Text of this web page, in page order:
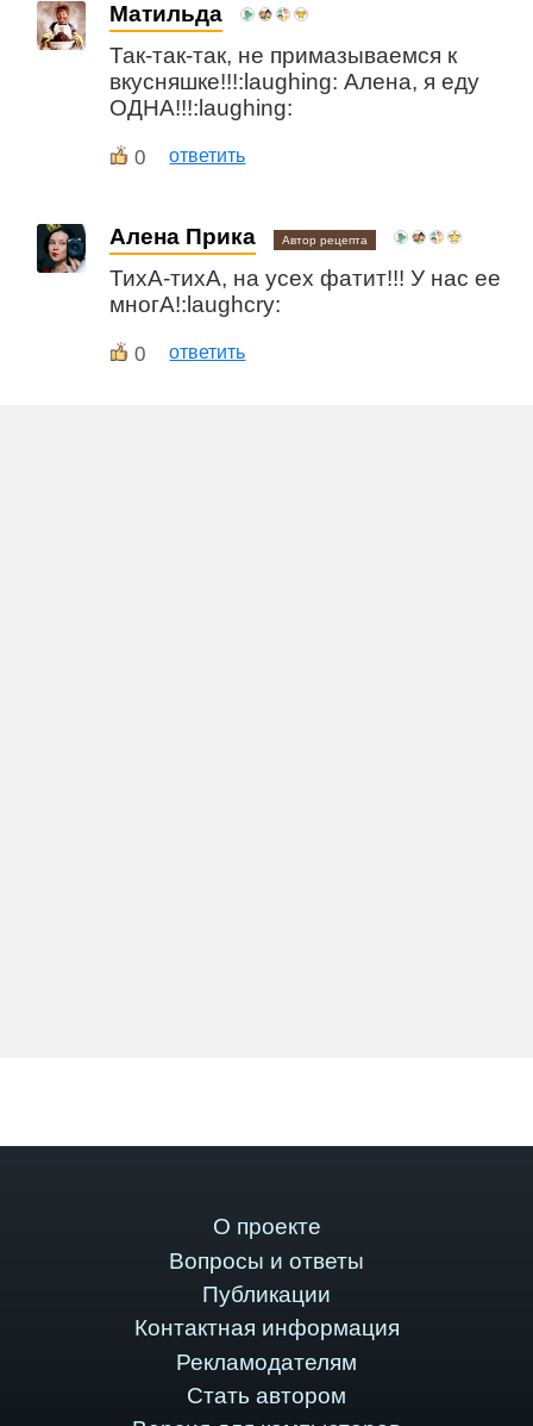
Матильда
Так-так-так, не примазываемся к
вкусняшке!!!:laughing: Алена, я еду
ОДНА!!!:laughing:
0 ответить
Алена Прика Автор рецепта
ТихА-тихА, на усех фатит!!! У нас ее
многА!:laughcry:
0 ответить
О проекте
Вопросы и ответы
Публикации
Контактная информация
Рекламодателям
Стать автором